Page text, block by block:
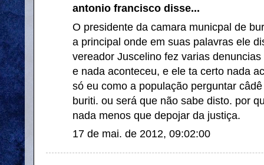
antonio francisco disse...
O presidente da camara municpal de
a principal onde em suas palavras ele
vereador Juscelino fez varias
e nada aconteceu, e ele ta certo nada
só eu como a população perguntar
buriti. ou será que não sabe disto. por
nada menos que depojar da justiça.
17 de mai. de 2012, 09:02:00